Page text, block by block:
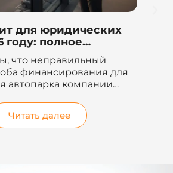
для юридических
году: полное
и сравнение
что неправильный
финансирования для
автопарка компании
Читать далее